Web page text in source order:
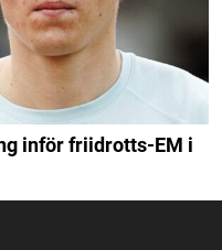
inför friidrotts-EM i